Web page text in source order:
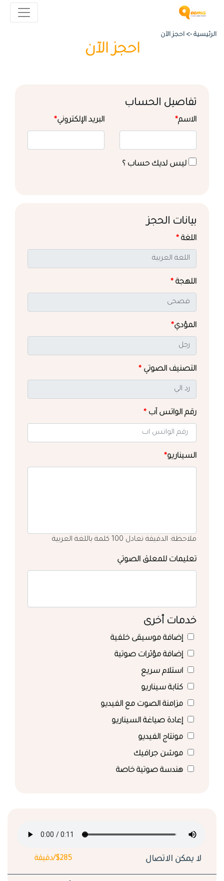
الرئيسية -> احجز الآن
احجز الآن
تفاصيل الحساب
الاسم* البريد الإلكتروني*
ليس لديك حساب ؟
بيانات الحجز
اللغة *
اللهجة *
المؤدي*
التصنيف الصوتي *
رقم الواتس آب *
السيناريو*
ملاحظة: الدقيقة تعادل 100 كلمة باللغة العربية
تعليمات للمعلق الصوتي
خدمات أخرى
إضافة موسيقى خلفية
إضافة مؤثرات صوتية
استلام سريع
كتابة سيناريو
مزامنة الصوت مع الفيديو
إعادة صياغة السيناريو
مونتاج الفيديو
موشن جرافيك
هندسة صوتية خاصة
لا يمكن الاتصال $285/دقيقة